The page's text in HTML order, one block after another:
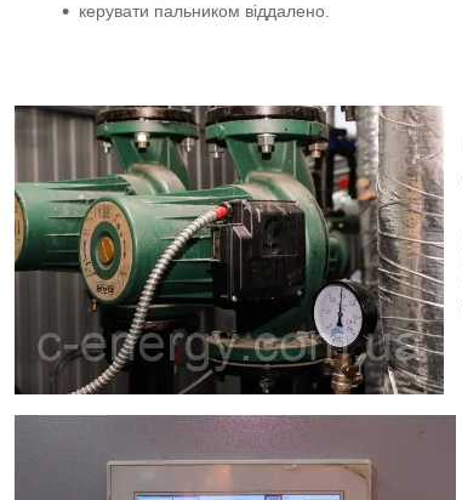
керувати пальником віддалено.